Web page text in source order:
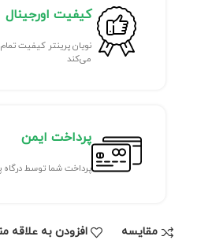
کیفیت اورجینال
نویان پرینتر کیفیت
می‌کند
پرداخت ایمن
پرداخت شما توسط
مقايسه افزودن به علاقه